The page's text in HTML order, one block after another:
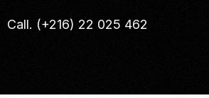
Call. (+216) 22 025 462